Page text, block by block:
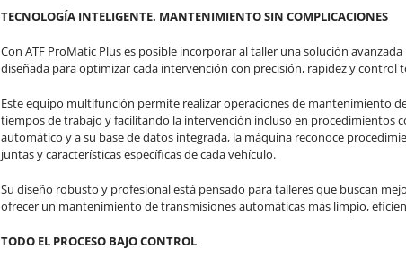
TECNOLOGÍA INTELIGENTE. MANTENIMIENTO SIN COMPLICACIONES
Con ATF ProMatic Plus es posible incorporar al taller una solución
diseñada para optimizar cada intervención con precisión, rapidez y control
Este equipo multifunción permite realizar operaciones de mantenimiento
tiempos de trabajo y facilitando la intervención incluso en procedimientos
automático y a su base de datos integrada, la máquina reconoce
juntas y características específicas de cada vehículo.
Su diseño robusto y profesional está pensado para talleres que buscan
ofrecer un mantenimiento de transmisiones automáticas más limpio,
TODO EL PROCESO BAJO CONTROL